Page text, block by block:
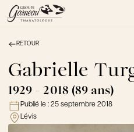
À PROPOS
NOS SERVICES
NOS PRODUITS
NOTRE ÉQUIPE
NOS SALONS
AVIS DE DÉCÈS
RETOUR
Gabrielle
1929 - 2018 (89 ans)
Publié le : 25 septembre 2018
Lévis